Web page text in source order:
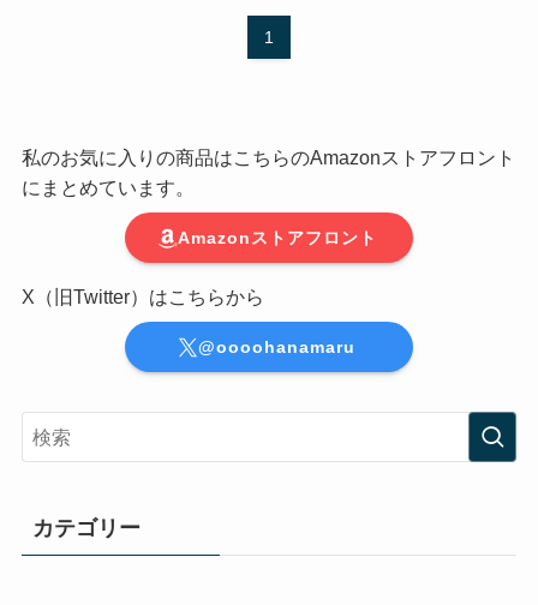
1
私のお気に入りの商品はこちらのAmazonストアフロント
にまとめています。
Amazonストアフロント
X（旧Twitter）はこちらから
@oooohanamaru
カテゴリー